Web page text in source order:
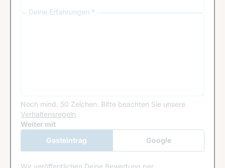
Deine Erfahrungen *
Noch mind. 50 Zeichen. Bitte beachten Sie unsere
Verhaltensregeln.
Google Recaptcha
Weiter mit
Gasteintrag
Google
Anmeldung
Wir veröffentlichen Deine Bewertung per